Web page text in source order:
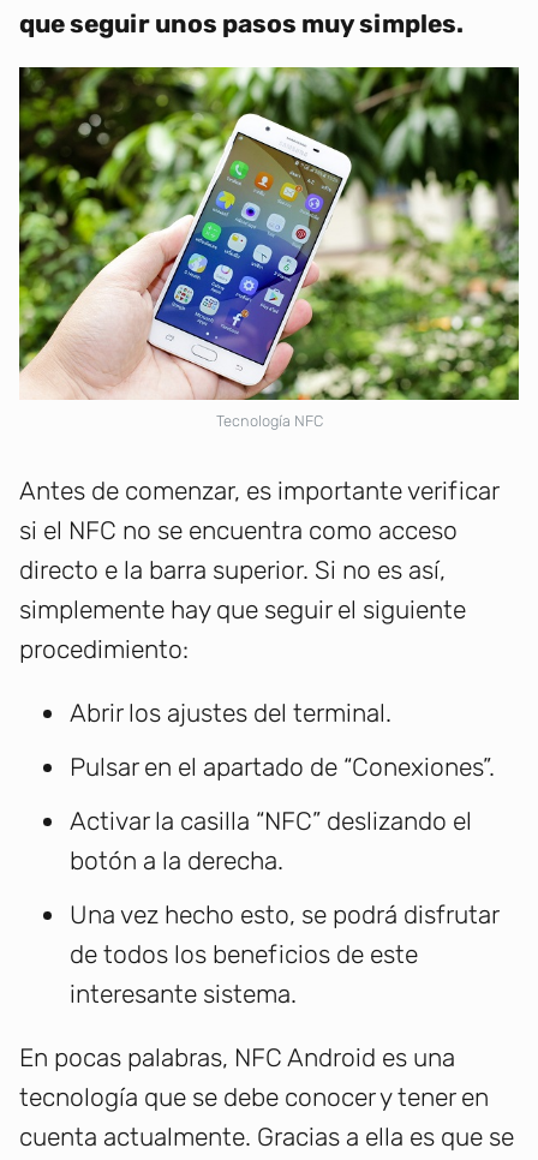
que seguir unos pasos muy simples.
Tecnología NFC
Antes de comenzar, es importante verificar
si el NFC no se encuentra como acceso
directo e la barra superior. Si no es así,
simplemente hay que seguir el siguiente
procedimiento:
Abrir los ajustes del terminal.
Pulsar en el apartado de “Conexiones”.
Activar la casilla “NFC” deslizando el
botón a la derecha.
Una vez hecho esto, se podrá disfrutar
de todos los beneficios de este
interesante sistema.
En pocas palabras, NFC Android es una
tecnología que se debe conocer y tener en
cuenta actualmente. Gracias a ella es que se